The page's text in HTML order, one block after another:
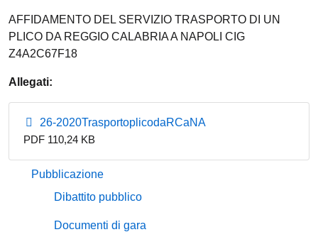
AFFIDAMENTO DEL SERVIZIO TRASPORTO DI UN
PLICO DA REGGIO CALABRIA A NAPOLI CIG
Z4A2C67F18
Allegati:
26-2020TrasportoplicodaRCaNA
PDF 110,24 KB
Pubblicazione
Dibattito pubblico
Documenti di gara